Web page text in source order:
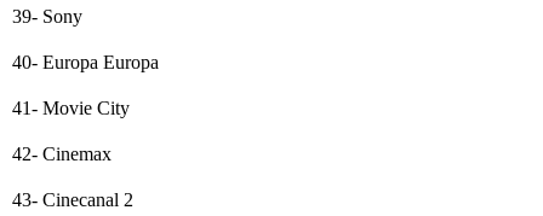
39- Sony
40- Europa Europa
41- Movie City
42- Cinemax
43- Cinecanal 2